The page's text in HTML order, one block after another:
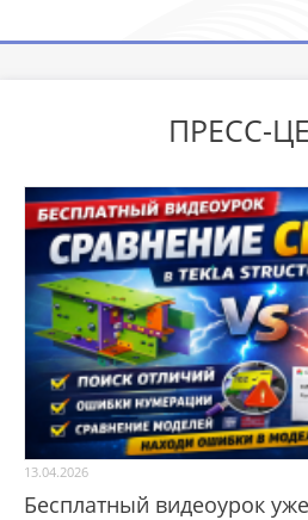
ПРЕСС-
13.04.2026
Бесплатный видеоурок